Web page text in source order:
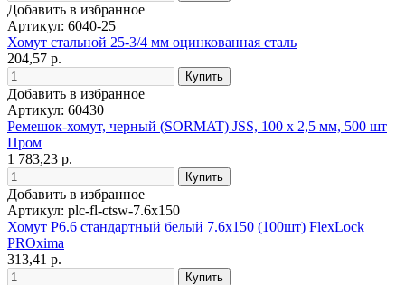
Добавить в избранное
Артикул: 6040-25
Хомут стальной 25-3/4 мм оцинкованная сталь
204,57 р.
Добавить в избранное
Артикул: 60430
Ремешок-хомут, черный (SORMAT) JSS, 100 х 2,5 мм, 500 шт
Пром
1 783,23 р.
Добавить в избранное
Артикул: plc-fl-ctsw-7.6x150
Хомут P6.6 стандартный белый 7.6x150 (100шт) FlexLock
PROxima
313,41 р.